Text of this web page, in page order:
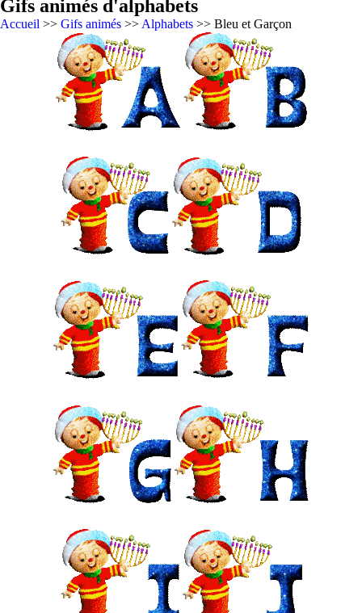
Gifs animés d'alphabets
Accueil >> Gifs animés >> Alphabets >> Bleu et Garçon